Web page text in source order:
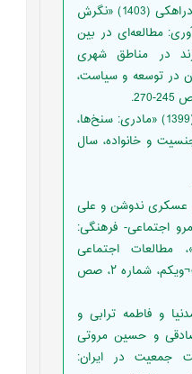
اخوان ارمکی، معصومه و احمد دراهکی (1403) «نگرش
مطالعه‌ای در بین
در مناطق شهری
در توسعه و سیاست،
انتظاری، علی و مرضیه افضلی (1399) «مادری: سنخ‌ها،
و خانواده، سال
عسکری ندوشن و علی
قلمرو اجتماعی- فرهنگی:
مطالعات اجتماعی
روان‌شناختی زنان، سال بیست¬ویکم، شماره ۲، صص
و فاطمه ترابی و
و حسین مروتی
جمعیت در ایران: